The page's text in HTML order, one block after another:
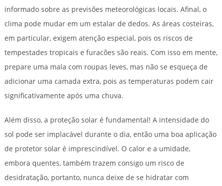
informado sobre as previsões meteorológicas locais. Afinal, o
clima pode mudar em um estalar de dedos. As áreas costeiras,
em particular, exigem atenção especial, pois os riscos de
tempestades tropicais e furacões são reais. Com isso em mente,
prepare uma mala com roupas leves, mas não se esqueça de
adicionar uma camada extra, pois as temperaturas podem cair
significativamente após uma chuva.
Além disso, a proteção solar é fundamental! A intensidade do
sol pode ser implacável durante o dia, então uma boa aplicação
de protetor solar é imprescindível. O calor e a umidade,
embora quentes, também trazem consigo um risco de
desidratação, portanto, nunca deixe de se hidratar com